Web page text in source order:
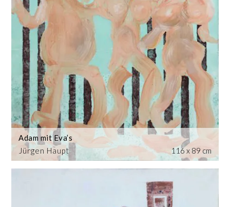
Jürgen Haupt
Adam mit Eva’s
116 x 89 cm